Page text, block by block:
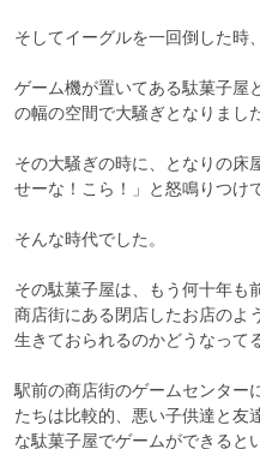
そしてイーグルを一回倒した時、
ゲーム機が置いてある駄菓子屋
の幅の空間で大騒ぎとなりました
その大騒ぎの時に、となりの床
せーな！こら！」と怒鳴りつけ
そんな時代でした。
その駄菓子屋は、もう何十年も
商店街にある閉店したお店のよ
生きておられるのかどうなって
駅前の商店街のゲームセンター
たちは比較的、悪い子供達と友
な駄菓子屋でゲームができると